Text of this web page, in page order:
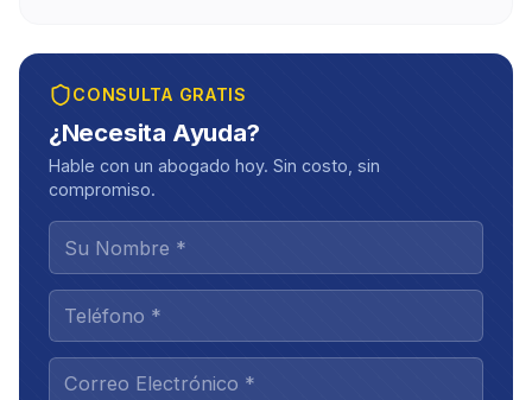
CONSULTA GRATIS
¿Necesita Ayuda?
Hable con un abogado hoy. Sin costo, sin
compromiso.